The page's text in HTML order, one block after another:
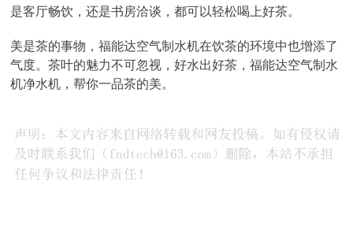
是客厅畅饮，还是书房洽谈，都可以轻松喝上好茶。
美是茶的事物，福能达空气制水机在饮茶的环境中也增添了
气度。茶叶的魅力不可忽视，好水出好茶，福能达空气制水
机净水机，帮你一品茶的美。